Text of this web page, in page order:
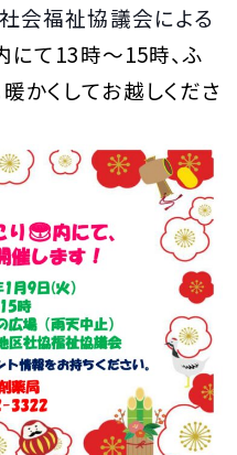
会福祉協議会による
にて13時～15時、ふ
暖かくしてお越しくださ